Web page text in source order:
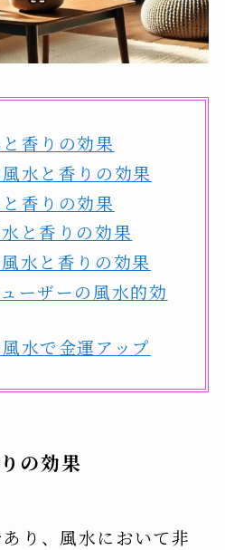
香りの効果
水と香りの効果
香りの効果
と香りの効果
水と香りの効果
ーザーの風水的効
水で金運アップ
の効果
り、風水において非